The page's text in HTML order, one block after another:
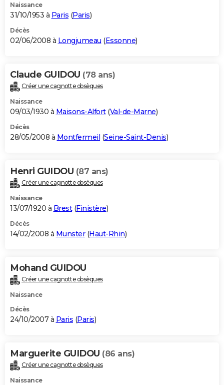
Naissance
31/10/1953 à Paris (Paris)
Décès
02/06/2008 à Longjumeau (Essonne)
Claude GUIDOU (78 ans)
Créer une cagnotte obsèques
Naissance
09/03/1930 à Maisons-Alfort(Val-de-Marne)
Décès
28/05/2008 à Montfermeil (Seine-Saint-Denis)
Henri GUIDOU (87 ans)
Créer une cagnotte obsèques
Naissance
13/07/1920 à Brest(Finistère)
Décès
14/02/2008 à Munster(Haut-Rhin)
Mohand GUIDOU
Créer une cagnotte obsèques
Naissance
Décès
24/10/2007 à Paris (Paris)
Marguerite GUIDOU (86 ans)
Créer une cagnotte obsèques
Naissance